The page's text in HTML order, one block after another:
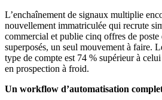
L’enchaînement de signaux multiplie
nouvellement immatriculée qui recrute
commercial et publie cinq offres de
superposés, un seul mouvement à faire.
type de compte est 74 % supérieur à
en prospection à froid.
Un workflow d’automatisation